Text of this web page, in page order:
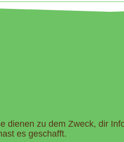
dienen zu dem Zweck, dir
es geschafft.